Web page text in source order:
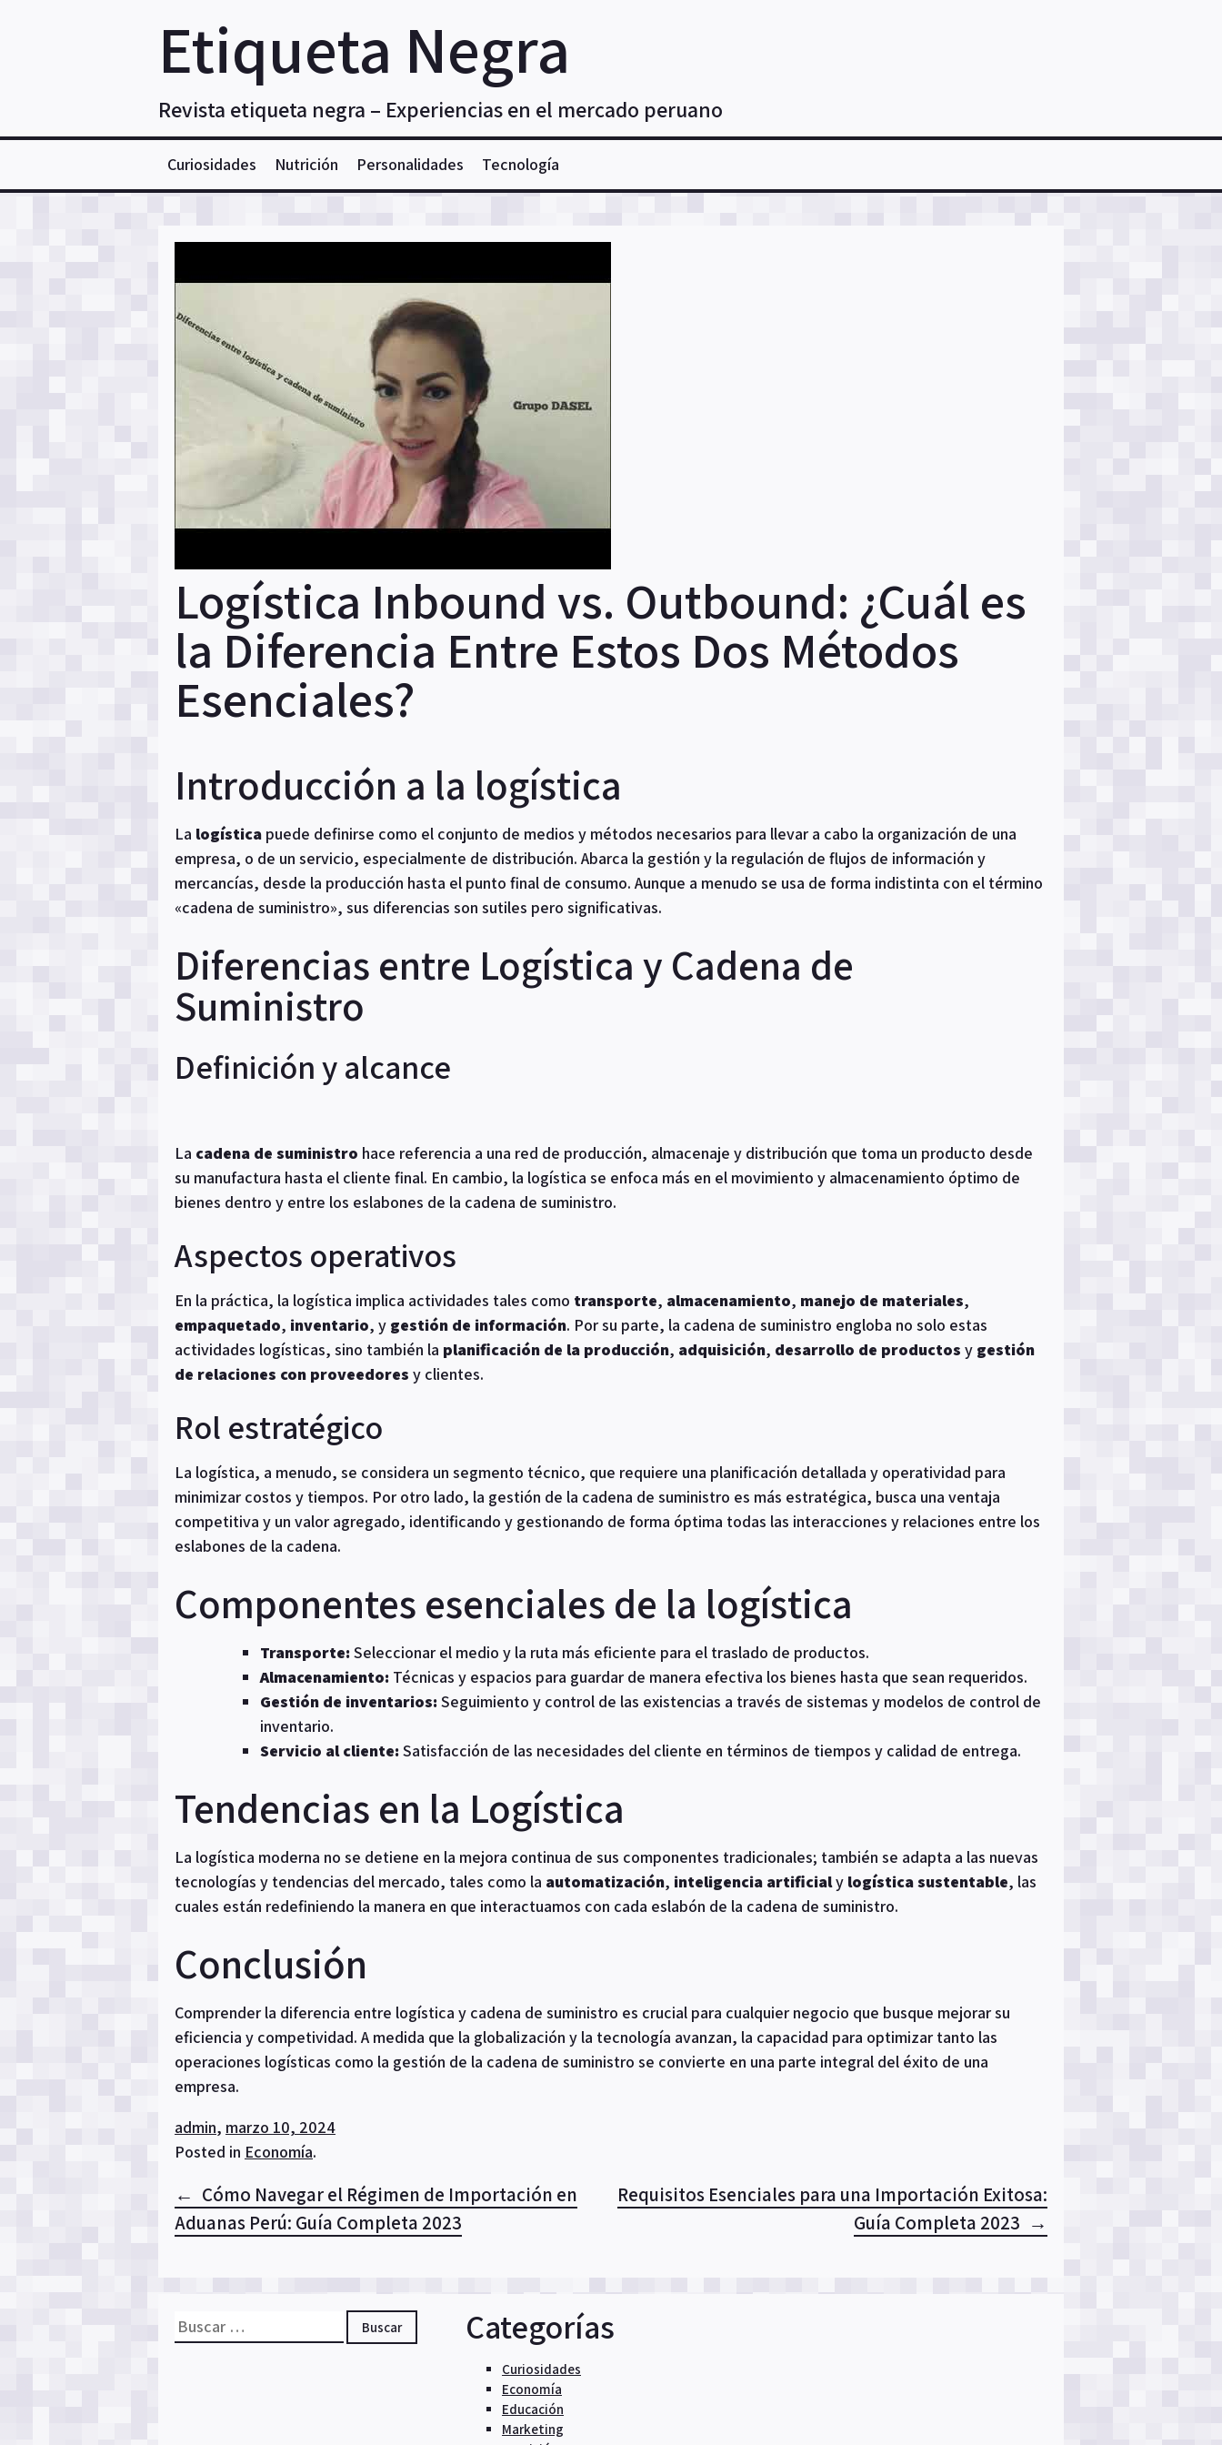
Etiqueta Negra
Revista etiqueta negra – Experiencias en el mercado peruano
Curiosidades Nutrición Personalidades Tecnología
Logística Inbound vs. Outbound: ¿Cuál es
la Diferencia Entre Estos Dos Métodos
Esenciales?
Introducción a la logística
La logística puede definirse como el conjunto de medios y métodos necesarios para llevar a cabo la organización de una
empresa, o de un servicio, especialmente de distribución. Abarca la gestión y la regulación de flujos de información y
mercancías, desde la producción hasta el punto final de consumo. Aunque a menudo se usa de forma indistinta con el término
«cadena de suministro», sus diferencias son sutiles pero significativas.
Diferencias entre Logística y Cadena de
Suministro
Definición y alcance
La cadena de suministro hace referencia a una red de producción, almacenaje y distribución que toma un producto desde
su manufactura hasta el cliente final. En cambio, la logística se enfoca más en el movimiento y almacenamiento óptimo de
bienes dentro y entre los eslabones de la cadena de suministro.
Aspectos operativos
En la práctica, la logística implica actividades tales como transporte, almacenamiento, manejo de materiales,
empaquetado, inventario, y gestión de información. Por su parte, la cadena de suministro engloba no solo estas
actividades logísticas, sino también la planificación de la producción, adquisición, desarrollo de productos y gestión
de relaciones con proveedores y clientes.
Rol estratégico
La logística, a menudo, se considera un segmento técnico, que requiere una planificación detallada y operatividad para
minimizar costos y tiempos. Por otro lado, la gestión de la cadena de suministro es más estratégica, busca una ventaja
competitiva y un valor agregado, identificando y gestionando de forma óptima todas las interacciones y relaciones entre los
eslabones de la cadena.
Componentes esenciales de la logística
Transporte: Seleccionar el medio y la ruta más eficiente para el traslado de productos.
Almacenamiento: Técnicas y espacios para guardar de manera efectiva los bienes hasta que sean requeridos.
Gestión de inventarios: Seguimiento y control de las existencias a través de sistemas y modelos de control de
inventario.
Servicio al cliente: Satisfacción de las necesidades del cliente en términos de tiempos y calidad de entrega.
Tendencias en la Logística
La logística moderna no se detiene en la mejora continua de sus componentes tradicionales; también se adapta a las nuevas
tecnologías y tendencias del mercado, tales como la automatización, inteligencia artificialy logística sustentable, las
cuales están redefiniendo la manera en que interactuamos con cada eslabón de la cadena de suministro.
Conclusión
Comprender la diferencia entre logística y cadena de suministro es crucial para cualquier negocio que busque mejorar su
eficiencia y competividad. A medida que la globalización y la tecnología avanzan, la capacidad para optimizar tanto las
operaciones logísticas como la gestión de la cadena de suministro se convierte en una parte integral del éxito de una
empresa.
admin, marzo 10, 2024
Posted in Economía.
Navegación
de
entradas
Cómo Navegar el Régimen de Importación en
Aduanas Perú: Guía Completa 2023
Requisitos Esenciales para una Importación Exitosa:
Guía Completa 2023
Buscar: Categorías
Curiosidades
Economía
Educación
Marketing